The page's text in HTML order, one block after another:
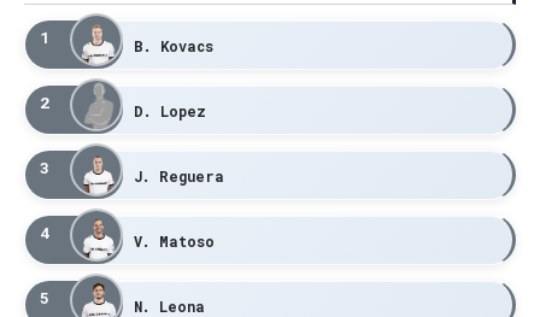
1 B. Kovacs
2 D. Lopez
3 J. Reguera
4 V. Matoso
5 N. Leona